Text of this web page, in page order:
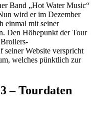
Band „Hot Water Music“
wird er im Dezember
einmal mit seiner
Den Höhepunkt der Tour
seiner Website verspricht
welches pünktlich zur
– Tourdaten